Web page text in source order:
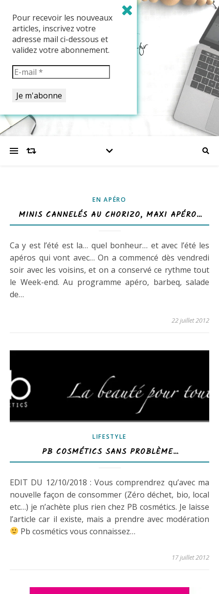
EN APÉRO
MINIS CANNELÉS AU CHORIZO, MAXI APÉRO…
Ca y est l’été est la… quel bonheur… et avec l’été les
apéros qui vont avec… On a commencé dès vendredi
soir avec les voisins, et on a conservé ce rythme tout
le Week-end. Au programme apéro, barbeq, salade
de…
22 juillet 2012
LIFESTYLE
PB COSMÉTICS SANS PROBLÈME…
EDIT DU 12/10/2018 : Vous comprendrez qu’avec ma
nouvelle façon de consommer (Zéro déchet, bio, local
etc…) je n’achète plus rien chez PB cosmétics. Je laisse
l’article car il existe, mais a prendre avec modération
Pb cosmétics vous connaissez…
17 juillet 2012
Pour recevoir les nouveaux
articles, inscrivez votre
adresse mail ci-dessous et
validez votre abonnement.